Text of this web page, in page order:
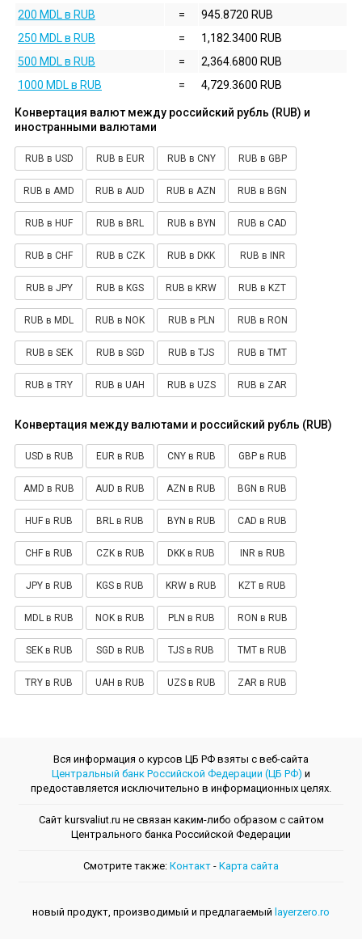
200 MDL в RUB
=
945.8720 RUB
250 MDL в RUB
=
1,182.3400 RUB
500 MDL в RUB
=
2,364.6800 RUB
1000 MDL в RUB
= 4,729.3600 RUB
Конвертация валют между российский рубль (RUB) и
иностранными валютами
RUB в USD RUB в EUR RUB в CNY RUB в GBP
RUB в AMD RUB в AUD RUB в AZN RUB в BGN
RUB в HUF RUB в BRL RUB в BYN RUB в CAD
RUB в CHF RUB в CZK RUB в DKK RUB в INR
RUB в JPY RUB в KGS RUB в KRW RUB в KZT
RUB в MDL RUB в NOK RUB в PLN RUB в RON
RUB в SEK RUB в SGD RUB в TJS RUB в TMT
RUB в TRY RUB в UAH RUB в UZS RUB в ZAR
Конвертация между валютами и российский рубль (RUB)
USD в RUB EUR в RUB CNY в RUB GBP в RUB
AMD в RUB AUD в RUB AZN в RUB BGN в RUB
HUF в RUB BRL в RUB BYN в RUB CAD в RUB
CHF в RUB CZK в RUB DKK в RUB INR в RUB
JPY в RUB KGS в RUB KRW в RUB KZT в RUB
MDL в RUB NOK в RUB PLN в RUB RON в RUB
SEK в RUB SGD в RUB TJS в RUB TMT в RUB
TRY в RUB UAH в RUB UZS в RUB ZAR в RUB
Вся информация о курсов ЦБ РФ взяты с веб-сайта
Центральный банк Российской Федерации (ЦБ РФ) и
предоставляется исключительно в информационных целях.
Сайт kursvaliut.ru не связан каким-либо образом с сайтом
Центрального банкa Российской Федерации
Смотрите также: Контакт - Kарта сайта
новый продукт, производимый и предлагаемый layerzero.ro